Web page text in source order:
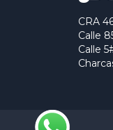
CRA
Calle
Calle